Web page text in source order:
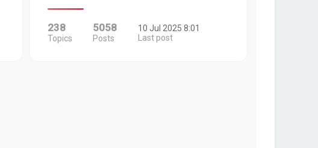
238
Topics
5058
Posts
10 Jul 2025 8:01
Last post